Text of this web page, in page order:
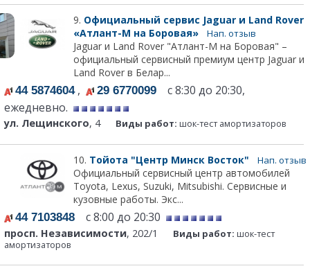
9. Официальный сервис Jaguar и Land Rover
«Атлант-М на Боровая»
Нап. отзыв
Jaguar и Land Rover "Атлант-М на Боровая" –
официальный сервисный премиум центр Jaguar и
Land Rover в Белар...
44 5874604, 29 6770099 с 8:30 до 20:30,
ежедневно.
ул. Лещинского, 4 Виды работ: шок-тест амортизаторов
10. Тойота "Центр Минск Восток" Нап. отзыв
Официальный сервисный центр автомобилей
Toyota, Lexus, Suzuki, Mitsubishi. Сервисные и
кузовные работы. Экс...
44 7103848 с 8:00 до 20:30
просп. Независимости, 202/1 Виды работ: шок-тест
амортизаторов